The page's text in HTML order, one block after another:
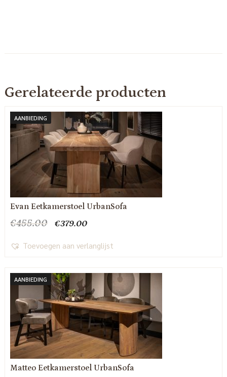
Gerelateerde producten
AANBIEDING
Evan Eetkamerstoel UrbanSofa
€455.00
Oorspronkelijke
was:
€379.00Huidige
is:
Toevoegen aan verlanglijst
AANBIEDING
Matteo Eetkamerstoel UrbanSofa